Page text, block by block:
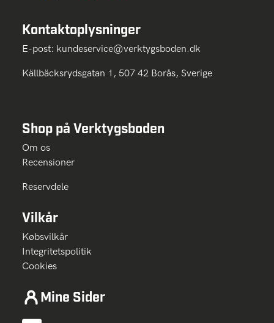
Kontaktoplysninger
E-post: kundeservice@verktygsboden.dk
Källbäcksrydsgatan 1, 507 42 Borås, Sverige
Shop på Verktygsboden
Om os
Recensioner
Reservdele
Vilkår
Købsvilkår
Integritetspolitik
Cookies
Mine Sider